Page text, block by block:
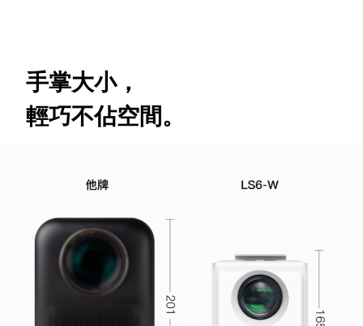
手掌大小，
輕巧不佔空間。